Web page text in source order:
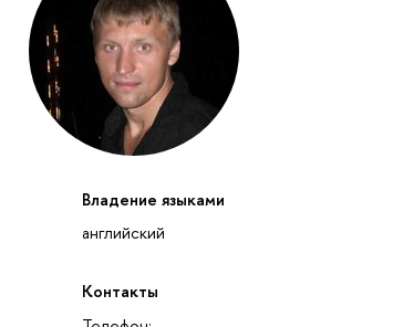
Владение языками
английский
Контакты